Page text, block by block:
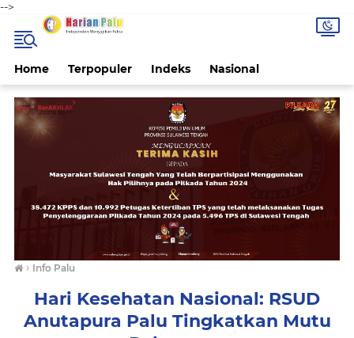
-->
Home Terpopuler Indeks Nasional
› Info Palu
Hari Kesehatan Nasional: RSUD
Anutapura Palu Tingkatkan Mutu